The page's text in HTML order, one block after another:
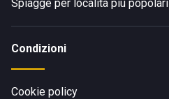
Spiagge per località più popolari
Condizioni
Cookie policy